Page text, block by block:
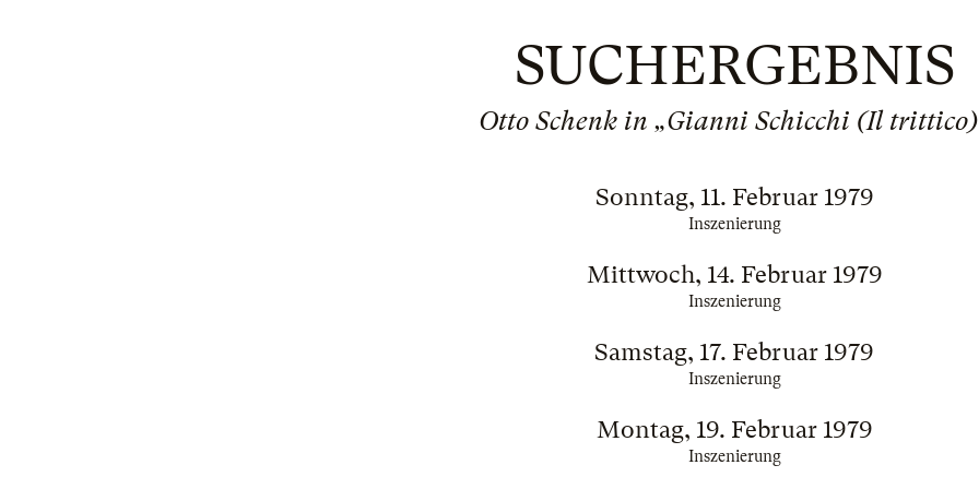
SUCHERGEBNIS
Otto Schenk in „Gianni Schicchi (Il
Sonntag, 11. Februar 1979
Inszenierung
Mittwoch, 14. Februar 1979
Inszenierung
Samstag, 17. Februar 1979
Inszenierung
Montag, 19. Februar 1979
Inszenierung